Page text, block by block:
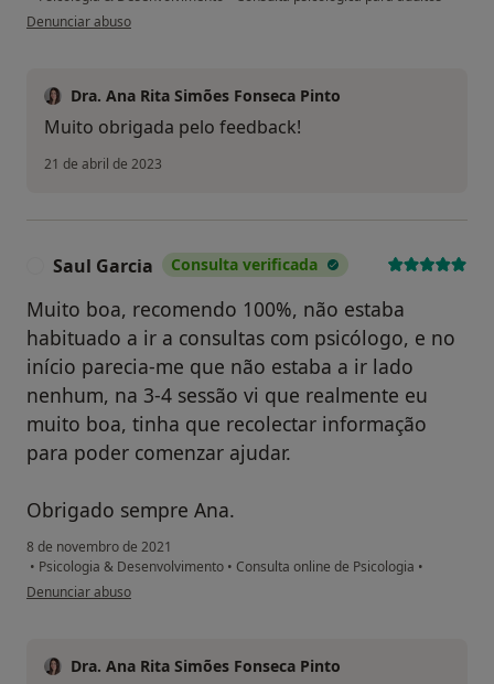
na opinião do utilizador Paciente
Denunciar abuso
Dra. Ana Rita Simões Fonseca Pinto
Muito obrigada pelo feedback!
21 de abril de 2023
Saul Garcia Consulta verificada
Muito boa, recomendo 100%, não estaba
habituado a ir a consultas com psicólogo, e no
início parecia-me que não estaba a ir lado
nenhum, na 3-4 sessão vi que realmente eu
muito boa, tinha que recolectar informação
para poder comenzar ajudar.
Obrigado sempre Ana.
8 de novembro de 2021
• Psicologia & Desenvolvimento • Consulta online de Psicologia •
na opinião do utilizador Saul Garcia
Denunciar abuso
Dra. Ana Rita Simões Fonseca Pinto